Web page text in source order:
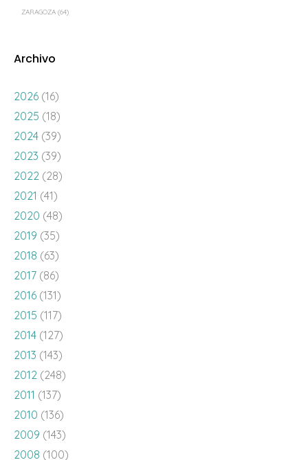
ZARAGOZA (64)
Archivo
2026 (16)
2025 (18)
2024 (39)
2023 (39)
2022 (28)
2021 (41)
2020 (48)
2019 (35)
2018 (63)
2017 (86)
2016 (131)
2015 (117)
2014 (127)
2013 (143)
2012 (248)
2011 (137)
2010 (136)
2009 (143)
2008 (100)